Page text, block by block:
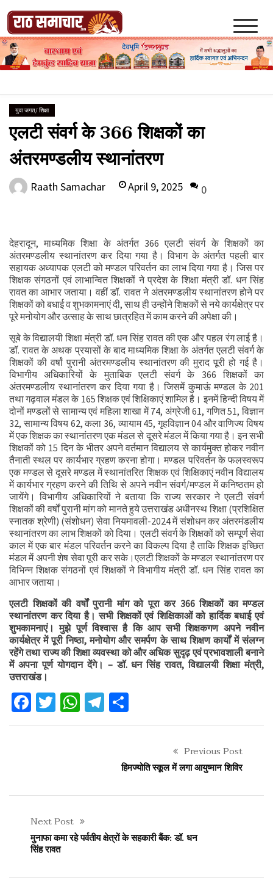
content
Raath Samachar
युवा जगत/ शिक्षा
एलटी संवर्ग के 366 शिक्षकों का
अंतरमण्डलीय स्थानांतरण
Raath Samachar April 9, 2025 0
देहरादून, माध्यमिक शिक्षा के अंतर्गत 366 एलटी संवर्ग के शिक्षकों का
अंतरमण्डलीय स्थानांतरण कर दिया गया है। विभाग के अंतर्गत पहली बार
सहायक अध्यापक एलटी को मण्डल परिवर्तन का लाभ दिया गया है। जिस पर
शिक्षक संगठनों एवं लाभान्वित शिक्षकों ने प्रदेश के शिक्षा मंत्री डॉ. धन सिंह
रावत का आभार जताया। वहीं डॉ. रावत ने अंतरमण्डलीय स्थानांतरण होने पर
शिक्षकों को बधाई व शुभकामनाएं दी, साथ ही उन्होंने शिक्षकों से नये कार्यक्षेत्र पर
पूरे मनोयोग और उत्साह के साथ छात्रहित में काम करने की अपेक्षा की।
सूबे के विद्यालयी शिक्षा मंत्री डॉ. धन सिंह रावत की एक और पहल रंग लाई है।
डॉ. रावत के अथक प्रयासों के बाद माध्यमिक शिक्षा के अंतर्गत एलटी संवर्ग के
शिक्षकों की वर्षां पुरानी अंतरमण्डलीय स्थानांतरण की मुराद पूरी हो गई है।
विभागीय अधिकारियों के मुताबिक एलटी संवर्ग के 366 शिक्षकों का
अंतरमण्डलीय स्थानांतरण कर दिया गया है। जिसमें कुमाऊं मण्डल के 201
तथा गढ़वाल मंडल के 165 शिक्षक एवं शिक्षिकाएं शामिल है। इनमें हिन्दी विषय में
दोनों मण्डलों से सामान्य एवं महिला शाखा में 74, अंग्रेजी 61, गणित 51, विज्ञान
32, सामान्य विषय 62, कला 36, व्यायाम 45, गृहविज्ञान 04 और वाणिज्य विषय
में एक शिक्षक का स्थानांतरण एक मंडल से दूसरे मंडल में किया गया है। इन सभी
शिक्षकों को 15 दिन के भीतर अपने वर्तमान विद्यालय से कार्यमुक्त होकर नवीन
तैनाती स्थल पर कार्यभार ग्रहण करना होगा। मण्डल परिवर्तन के फलस्वरूप
एक मण्डल से दूसरे मण्डल में स्थानांतरित शिक्षक एवं शिक्षिकाएं नवीन विद्यालय
में कार्यभार ग्रहण करने की तिथि से अपने नवीन संवर्ग/मण्डल में कनिष्ठतम हो
जायेंगे। विभागीय अधिकारियों ने बताया कि राज्य सरकार ने एलटी संवर्ग
शिक्षकों की वर्षों पुरानी मांग को मानते हुये उत्तराखंड अधीनस्थ शिक्षा (प्रशिक्षित
स्नातक श्रेणी) (संशोधन) सेवा नियमावली-2024 में संशोधन कर अंतरमंडलीय
स्थानांतरण का लाभ शिक्षकों को दिया। एलटी संवर्ग के शिक्षकों को सम्पूर्ण सेवा
काल में एक बार मंडल परिवर्तन करने का विकल्प दिया है ताकि शिक्षक इच्छित
मंडल में अपनी शेष सेवा पूरी कर सके।एलटी शिक्षकों के मण्डल स्थानांतरण पर
विभिन्न शिक्षक संगठनों एवं शिक्षकों ने विभागीय मंत्री डॉ. धन सिंह रावत का
आभार जताया।
एलटी शिक्षकों की वर्षों पुरानी मांग को पूरा कर 366 शिक्षकों का मण्डल
स्थानांतरण कर दिया है। सभी शिक्षकों एवं शिक्षिकाओं को हार्दिक बधाई एवं
शुभकामनाएं। मुझे पूर्ण विश्वास है कि आप सभी शिक्षकगण अपने नवीन
कार्यक्षेत्र में पूरी निष्ठा, मनोयोग और समर्पण के साथ शिक्षण कार्यों में संलग्न
रहेंगे तथा राज्य की शिक्षा व्यवस्था को और अधिक सुदृढ़ एवं प्रभावशाली बनाने
में अपना पूर्ण योगदान देंगे। – डॉ. धन सिंह रावत, विद्यालयी शिक्षा मंत्री,
उत्तराखंड।
Facebook
Twitter
WhatsApp
Telegram
Previous Post
हिमज्योति स्कूल में लगा आयुष्मान शिविर
Next Post
मुनाफा कमा रहे पर्वतीय क्षेत्रों के सहकारी बैंक: डॉ. धन
सिंह रावत